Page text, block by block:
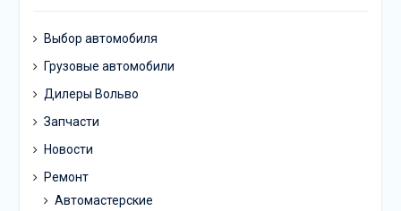
Выбор автомобиля
Грузовые автомобили
Дилеры Вольво
Запчасти
Новости
Ремонт
Автомастерские